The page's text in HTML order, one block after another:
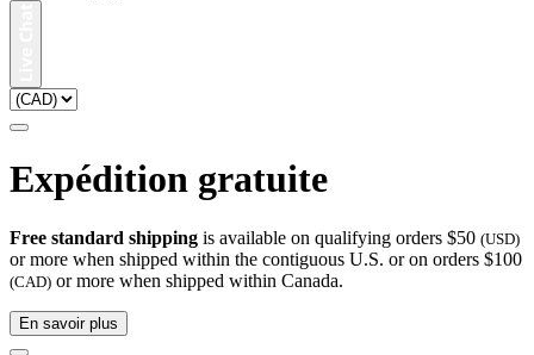
Expédition gratuite
Free standard shipping is available on qualifying orders $50 (USD)
or more when shipped within the contiguous U.S. or on orders $100
(CAD) or more when shipped within Canada.
En savoir plus